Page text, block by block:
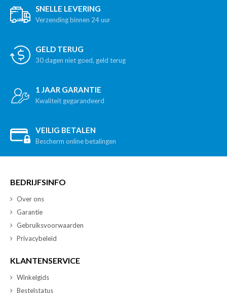
SNELLE LEVERING
Verzending binnen 24 uur
GELD TERUG
30 dagen niet goed, geld terug
1 JAAR GARANTIE
Kwaliteit gegarandeerd
VEILIG BETALEN
Bescherm online betalingen
BEDRIJFSINFO
Over ons
Garantie
Gebruiksvoorwaarden
Privacybeleid
KLANTENSERVICE
Winkelgids
Bestelstatus